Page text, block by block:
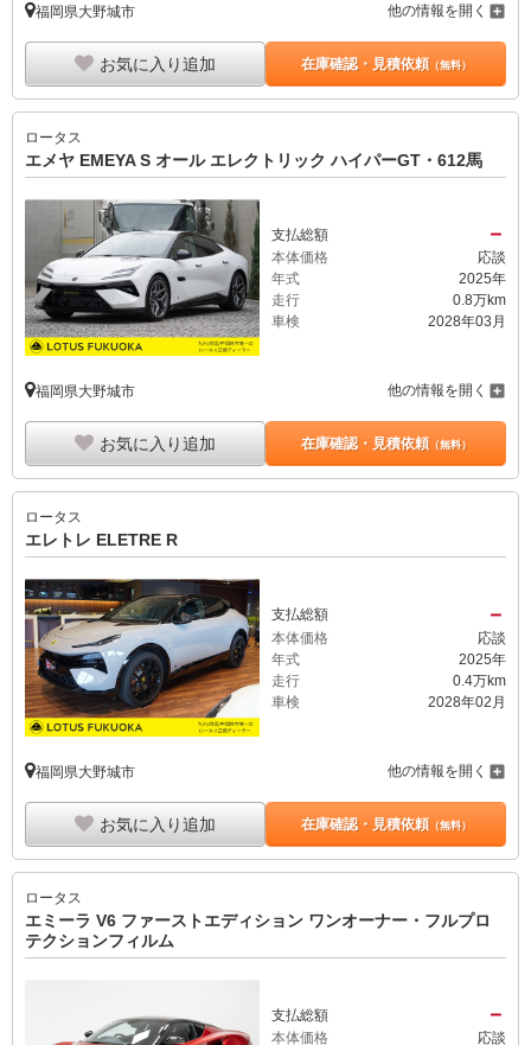
福岡県大野城市 他の情報を開く
お気に入り追加 在庫確認・見積依頼（無料）
ロータス
エメヤ EMEYA S オール エレクトリック ハイパーGT・612馬
支払総額 －
本体価格
応談
年式
2025年
走行
0.8万km
車検
2028年03月
福岡県大野城市 他の情報を開く
お気に入り追加 在庫確認・見積依頼（無料）
ロータス
エレトレ ELETRE R
支払総額 －
本体価格
応談
年式
2025年
走行
0.4万km
車検
2028年02月
福岡県大野城市 他の情報を開く
お気に入り追加 在庫確認・見積依頼（無料）
ロータス
エミーラ V6 ファーストエディション ワンオーナー・フルプロ
テクションフィルム
支払総額 －
本体価格
応談